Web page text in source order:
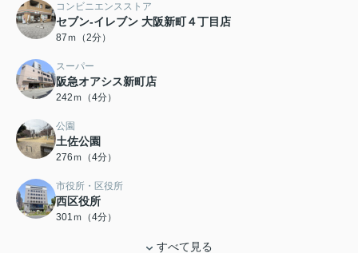
コンビニエンスストア
セブン-イレブン 大阪新町４丁目店
87ｍ（2分）
スーパー
阪急オアシス新町店
242ｍ（4分）
公園
土佐公園
276ｍ（4分）
市役所・区役所
西区役所
301ｍ（4分）
すべて見る